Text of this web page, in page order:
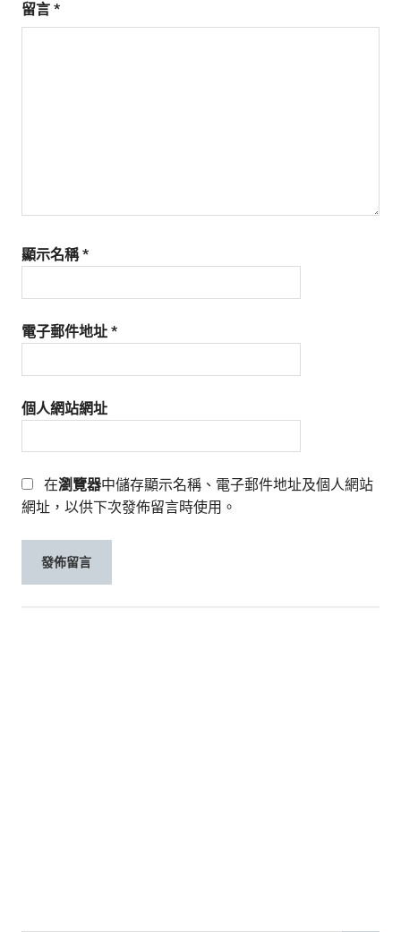
留言 *
顯示名稱*
電子郵件地址 *
個人網站網址
在瀏覽器中儲存顯示名稱、電子郵件地址及個人網站
網址，以供下次發佈留言時使用。